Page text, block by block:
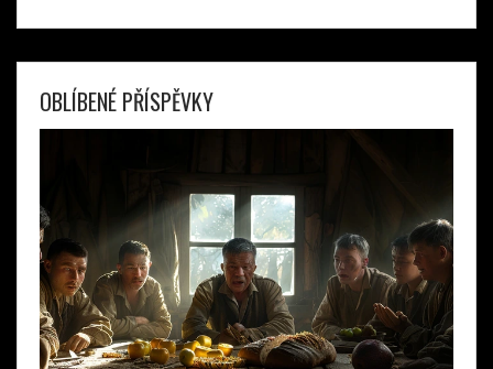
OBLÍBENÉ PŘÍSPĚVKY